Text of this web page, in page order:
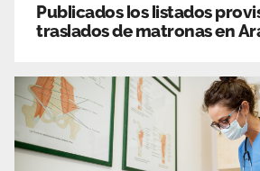
Publicados los listados
traslados de matronas en